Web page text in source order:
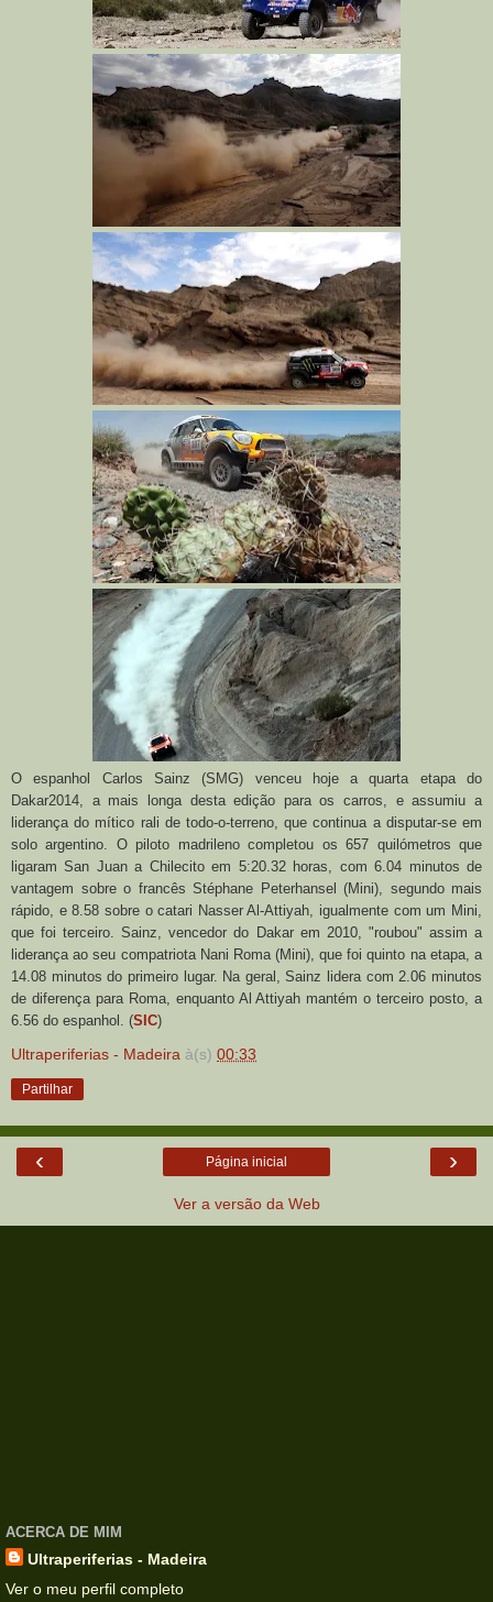
O espanhol Carlos Sainz (SMG) venceu hoje a quarta etapa do
Dakar2014, a mais longa desta edição para os carros, e assumiu a
liderança do mítico rali de todo-o-terreno, que continua a disputar-se em
solo argentino. O piloto madrileno completou os 657 quilómetros que
ligaram San Juan a Chilecito em 5:20.32 horas, com 6.04 minutos de
vantagem sobre o francês Stéphane Peterhansel (Mini), segundo mais
rápido, e 8.58 sobre o catari Nasser Al-Attiyah, igualmente com um Mini,
que foi terceiro. Sainz, vencedor do Dakar em 2010, "roubou" assim a
liderança ao seu compatriota Nani Roma (Mini), que foi quinto na etapa, a
14.08 minutos do primeiro lugar. Na geral, Sainz lidera com 2.06 minutos
de diferença para Roma, enquanto Al Attiyah mantém o terceiro posto, a
6.56 do espanhol. (SIC)
Ultraperiferias - Madeira à(s) 00:33
Partilhar
‹ ›
Página inicial
Ver a versão da Web
ACERCA DE MIM
Ultraperiferias - Madeira
Ver o meu perfil completo